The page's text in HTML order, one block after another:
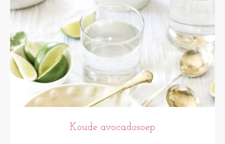
Koude avocadosoep